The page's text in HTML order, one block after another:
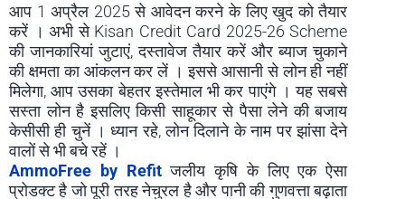
आप 1 अप्रैल 2025 से आवेदन करने के लिए खुद को तैयार
करें । अभी से Kisan Credit Card 2025-26 Scheme
की जानकारियां जुटाएं, दस्तावेज तैयार करें और ब्याज चुकाने
की क्षमता का आंकलन कर लें । इससे आसानी से लोन ही नहीं
मिलेगा, आप उसका बेहतर इस्तेमाल भी कर पाएंगे । यह सबसे
सस्ता लोन है इसलिए किसी साहूकार से पैसा लेने की बजाय
केसीसी ही चुनें । ध्यान रहे, लोन दिलाने के नाम पर झांसा देने
वालों से भी बचे रहें ।
AmmoFree by Refitजलीय कृषि के लिए एक ऐसा
प्रोडक्ट है जो पूरी तरह नेचुरल है और पानी की गुणवत्ता बढ़ाता